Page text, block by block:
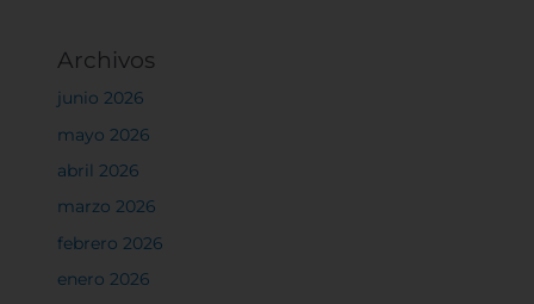
Archivos
junio 2026
mayo 2026
abril 2026
marzo 2026
febrero 2026
enero 2026